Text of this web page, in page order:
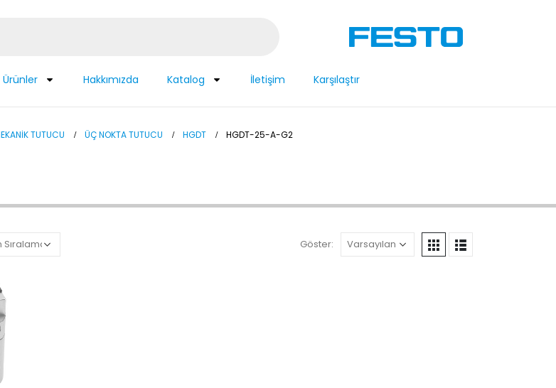
Hakkımızda Katalog İletişim Karşılaştır
TUTUCU ÜÇ NOKTA TUTUCU HGDT HGDT-25-A-G2
Göster: